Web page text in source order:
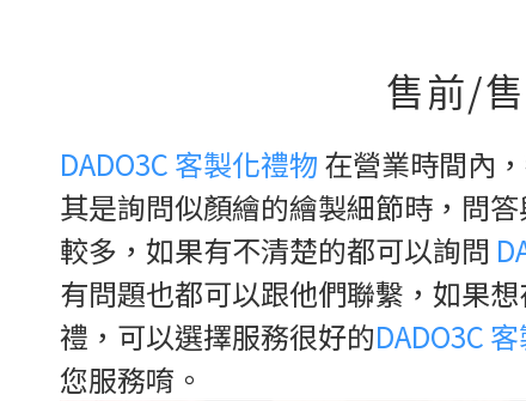
售前/
DADO3C 客製化禮物 在營業時間內
其是詢問似顏繪的繪製細節時，問
較多，如果有不清楚的都可以詢問
有問題也都可以跟他們聯繫，如果
禮，可以選擇服務很好的DADO3C
您服務唷。